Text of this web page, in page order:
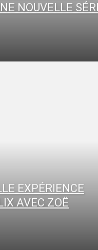
NOUVELLE
EXPÉRIENCE
AVEC ZOË